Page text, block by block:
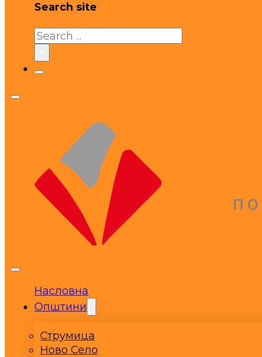
Search site
Search
Насловна
Општини
Струмица
Ново Село